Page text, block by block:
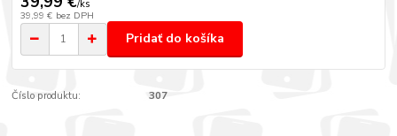
/ks
39,99 € bez DPH
Pridať do košíka
Číslo produktu: 307